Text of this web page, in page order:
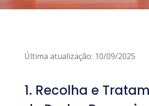
Última atualização: 10/09/2025
1. Recolha e